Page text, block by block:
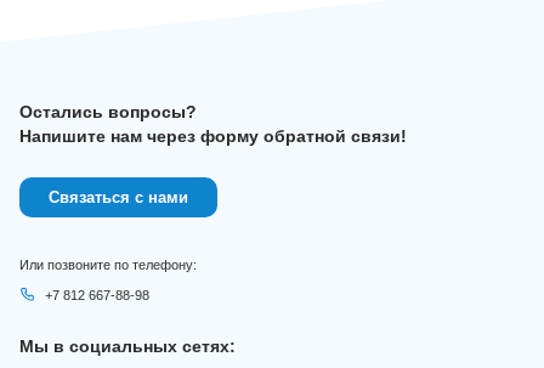
Остались вопросы?
Напишите нам через форму обратной связи!
Связаться с нами
Или позвоните по телефону:
+7 812 667-88-98
Мы в социальных сетях: